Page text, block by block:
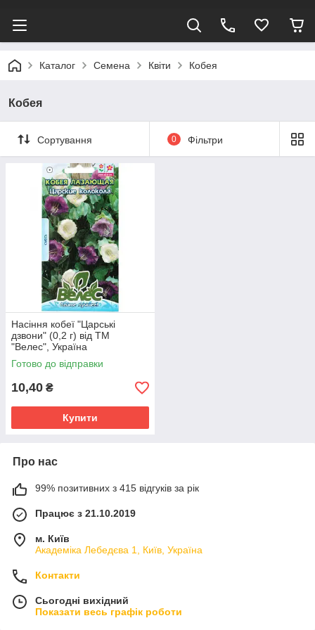
Каталог Семена Квіти Кобея
Кобея
Сортування 0 Фільтри
Насіння кобеї "Царські
дзвони" (0,2 г) від ТМ
"Велес", Україна
Готово до відправки
10,40 ₴
Купити
Про нас
99% позитивних з 415 відгуків за рік
Працює з 21.10.2019
м. Київ
Академіка Лебедєва 1, Київ, Україна
Контакти
Сьогодні вихідний
Показати весь графік роботи